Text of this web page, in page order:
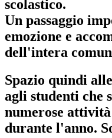
scolastico.
Un passaggio
emozione e
dell'intera
Spazio quindi
agli studenti che
numerose
durante l'anno.